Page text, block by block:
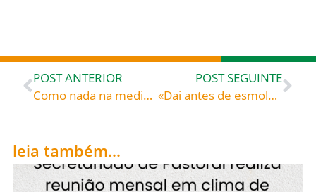
POST ANTERIOR
Como nada na medicina curava o seu mal, Margarida, então, prometeu a Nossa Senhora entregar todos os seus dias a serviço de Deus caso recuperasse a saúde: Santa Margarida Maria Alacoque (1647-1690), celebrada hoje, 16, roga por todos nós!
POST SEGUINTE
«Dai antes de esmola o que está dentro e tudo para vós ficará limpo» – Santa Teresa de Calcutá (1910-1997), fundadora das Irmãs Missionárias da Caridade
leia também...